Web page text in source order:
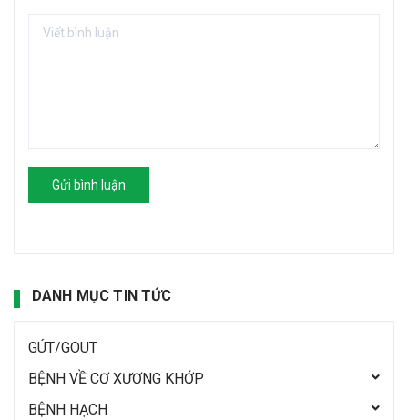
Gửi bình luận
DANH MỤC TIN TỨC
GÚT/GOUT
BỆNH VỀ CƠ XƯƠNG KHỚP
BỆNH HẠCH